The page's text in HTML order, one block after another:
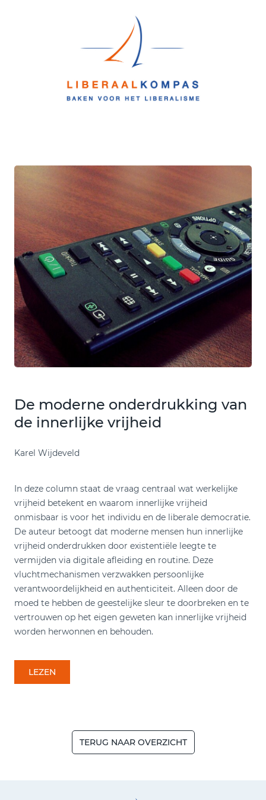
De moderne onderdrukking van
de innerlijke vrijheid
Karel Wijdeveld
In deze column staat de vraag centraal wat werkelijke
vrijheid betekent en waarom innerlijke vrijheid
onmisbaar is voor het individu en de liberale democratie.
De auteur betoogt dat moderne mensen hun innerlijke
vrijheid onderdrukken door existentiële leegte te
vermijden via digitale afleiding en routine. Deze
vluchtmechanismen verzwakken persoonlijke
verantwoordelijkheid en authenticiteit. Alleen door de
moed te hebben de geestelijke sleur te doorbreken en te
vertrouwen op het eigen geweten kan innerlijke vrijheid
worden herwonnen en behouden.
LEZEN
TERUG NAAR OVERZICHT